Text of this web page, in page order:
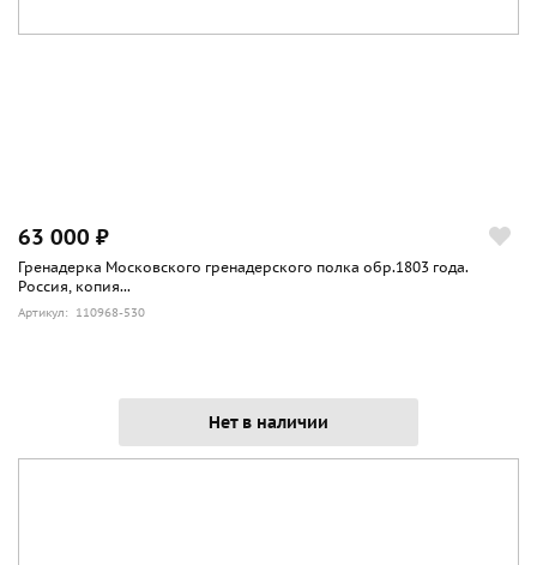
63 000 ₽
Гренадерка Московского гренадерского полка обр.1803 года.
Россия, копия...
Артикул: 110968-530
Нет в наличии